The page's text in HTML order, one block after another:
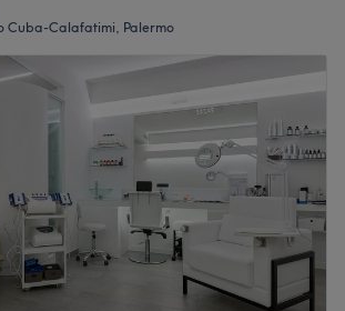
Cuba-Calafatimi, Palermo